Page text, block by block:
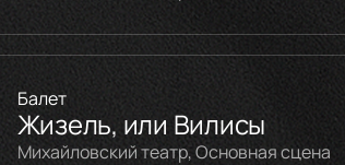
Балет
Жизель, или Вилисы
Михайловский театр, Основная сцена